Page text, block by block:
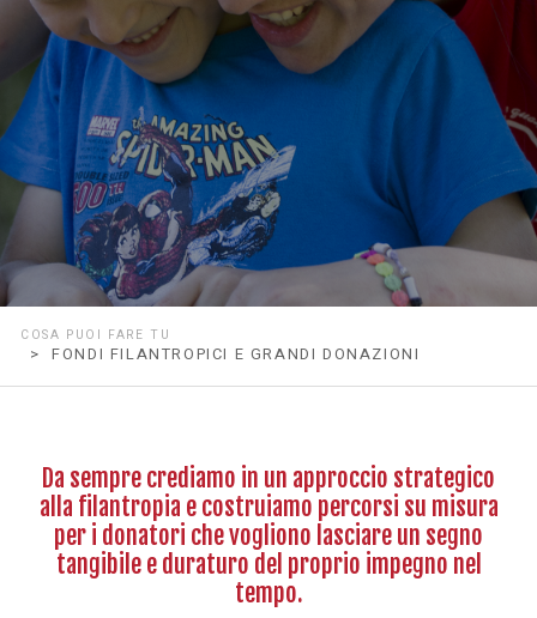
COSA PUOI FARE TU
> FONDI FILANTROPICI E GRANDI DONAZIONI
Da sempre crediamo in un approccio strategico
alla filantropia e costruiamo percorsi su misura
per i donatori che vogliono lasciare un segno
tangibile e duraturo del proprio impegno nel
tempo.